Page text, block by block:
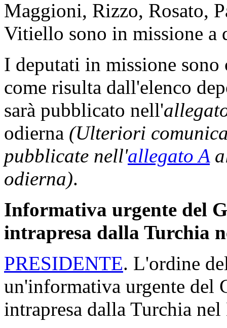
Maggioni, Rizzo, Rosato,
Vitiello sono in missione a
I deputati in missione
come risulta dall'elenco
sarà pubblicato nell'
odierna (Ulteriori
pubblicate nell'allegato A
odierna).
Informativa urgente del
intrapresa dalla Turchia
PRESIDENTE. L'ordine
un'informativa urgente del
intrapresa dalla Turchia